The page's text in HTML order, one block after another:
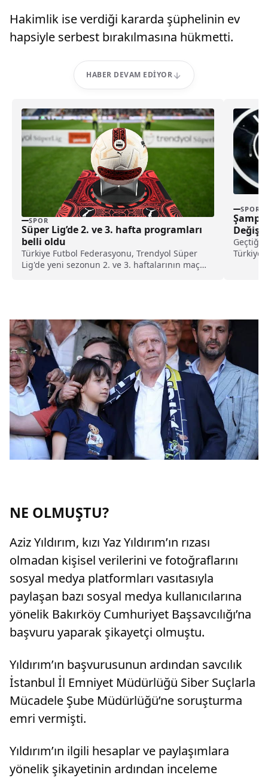
Hakimlik ise verdiği kararda şüphelinin ev
hapsiyle serbest bırakılmasına hükmetti.
HABER DEVAM EDIYOR
SPOR
Süper Lig’de 2. ve 3. hafta programları
belli oldu
Türkiye Futbol Federasyonu, Trendyol Süper
Lig'de yeni sezonun 2. ve 3. haftalarının maç
SPOR
Değişti
Türkiye
NE OLMUŞTU?
Aziz Yıldırım, kızı Yaz Yıldırım’ın rızası
olmadan kişisel verilerini ve fotoğraflarını
sosyal medya platformları vasıtasıyla
paylaşan bazı sosyal medya kullanıcılarına
yönelik Bakırköy Cumhuriyet Başsavcılığı’na
başvuru yaparak şikayetçi olmuştu.
Yıldırım’ın başvurusunun ardından savcılık
İstanbul İl Emniyet Müdürlüğü Siber Suçlarla
Mücadele Şube Müdürlüğü’ne soruşturma
emri vermişti.
Yıldırım’ın ilgili hesaplar ve paylaşımlara
yönelik şikayetinin ardından inceleme